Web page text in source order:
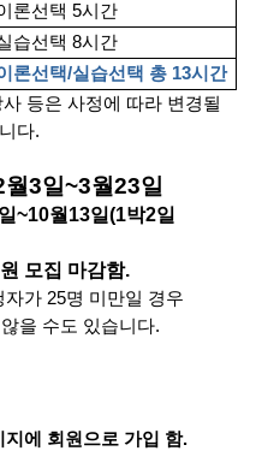
론선택 5시간
습선택 8시간
론선택/실습선택 총 13시간
사 등은 사정에 따라 변경될
다.
월3일~3월23일
일~10월 13일(1박2일
모집 마감함.
자가 25명 미만일 경우
을 수도 있습니다.
에 회원으로 가입 함.